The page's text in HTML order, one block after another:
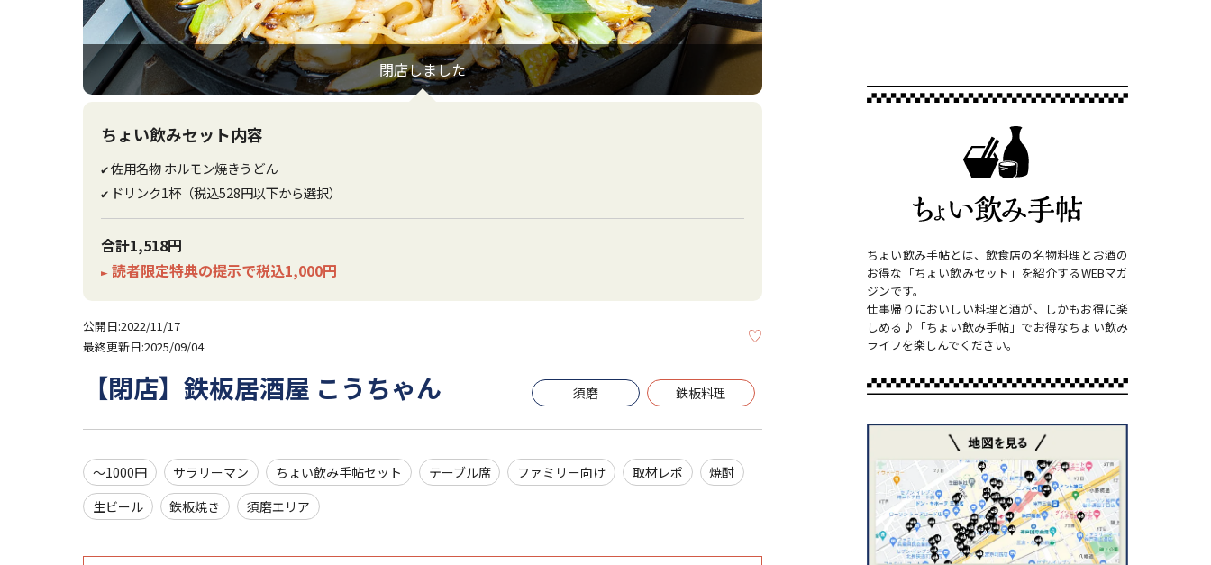
閉店しました
ちょい飲みセット内容
✔佐用名物 ホルモン焼きうどん
✔ ドリンク1杯（税込528円以下から選択）
合計1,518円
► 読者限定特典の提示で税込1,000円
公開日:2022/11/17
最終更新日:2025/09/04
【閉店】鉄板居酒屋 こうちゃん 須磨 鉄板料理
～1000円 サラリーマン ちょい飲み手帖セット テーブル席 ファミリー向け 取材レポ
焼酎
生ビール
鉄板焼き 須磨エリア
ちょい飲み手帖とは、飲食店の名物料理とお酒の
お得な「ちょい飲みセット」を紹介するWEBマガ
ジンです。
仕事帰りにおいしい料理と酒が、しかもお得に楽
しめる♪「ちょい飲み手帖」でお得なちょい飲み
ライフを楽しんでください。